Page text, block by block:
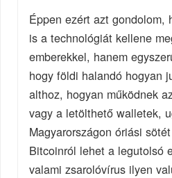
Éppen ezért azt gondolom,
is a technológiát kellene
emberekkel, hanem
hogy földi halandó hogyan
althoz, hogyan működnek
vagy a letölthető walletek,
Magyarországon óriási
Bitcoinról lehet a legutolsó
valami zsarolóvírus ilyen